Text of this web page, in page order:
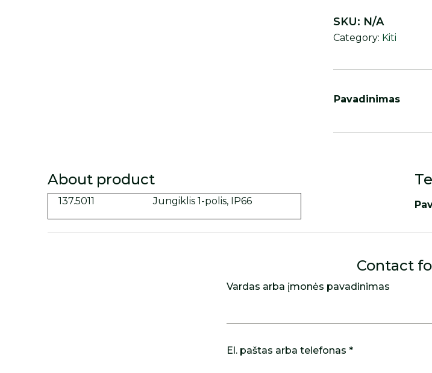
Pavadinimas
SKU: N/A
Category: Kiti
About product
137.5011 Jungiklis 1-polis, IP66
Contact
Vardas arba įmonės pavadinimas
El. paštas arba telefonas *